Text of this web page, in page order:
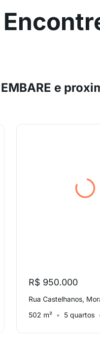
e
R$ 950.000
Rua Castelhanos,
502 m²
5 quartos